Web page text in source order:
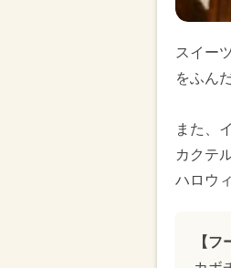
スイー
をふん
また、
カクテ
ハロウ
【フ